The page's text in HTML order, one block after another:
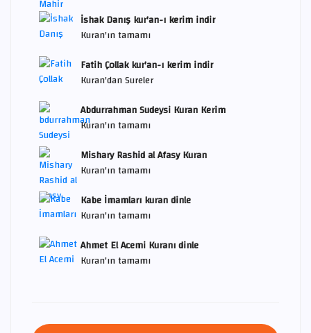
İshak Danış kur'an-ı kerim indir
Kuran'ın tamamı
Fatih Çollak kur'an-ı kerim indir
Kuran'dan Sureler
Abdurrahman Sudeysi Kuran Kerim
Kuran'ın tamamı
Mishary Rashid al Afasy Kuran
Kuran'ın tamamı
Kabe İmamları kuran dinle
Kuran'ın tamamı
Ahmet El Acemi Kuranı dinle
Kuran'ın tamamı